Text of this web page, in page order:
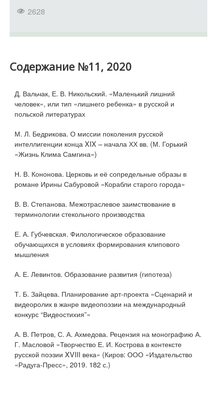
2628
Содержание №11, 2020
Д. Вальчак, Е. В. Никольский. «Маленький лишний
человек», или тип «лишнего ребенка» в русской и
польской литературах
М. Л. Бедрикова. О миссии поколения русской
интеллигенции конца XIX – начала ХХ вв. (М. Горький
«Жизнь Клима Самгина»)
Н. В. Кононова. Церковь и её сопредельные образы в
романе Ирины Сабуровой «Корабли старого города»
В. В. Степанова. Межотраслевое заимствование в
терминологии стекольного производства
Е. А. Губчевская. Филологическое образование
обучающихся в условиях формирования клипового
мышления
А. Е. Левинтов. Образование развития (гипотеза)
Т. Б. Зайцева. Планирование арт-проекта «Сценарий и
видеоролик в жанре видеопоэзии на международный
конкурс “Видеостихия”»
А. В. Петров, С. А. Ахмедова. Рецензия на монографию А.
Г. Масловой «Творчество Е. И. Кострова в контексте
русской поэзии XVIII века» (Киров: ООО «Издательство
«Радуга-Пресс», 2019. 182 с.)